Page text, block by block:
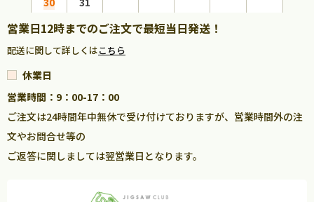
営業日12時までのご注文で最短当日発送！
配送に関して詳しくはこちら
休業日
営業時間：9：00-17：00
ご注文は24時間年中無休で受け付けておりますが、営業時間外の注
文やお問合せ等の
ご返答に関しましては翌営業日となります。